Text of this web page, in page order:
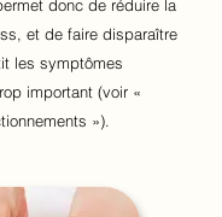
donc de réduire la
et de faire disparaître
les symptômes
important (voir «
»).